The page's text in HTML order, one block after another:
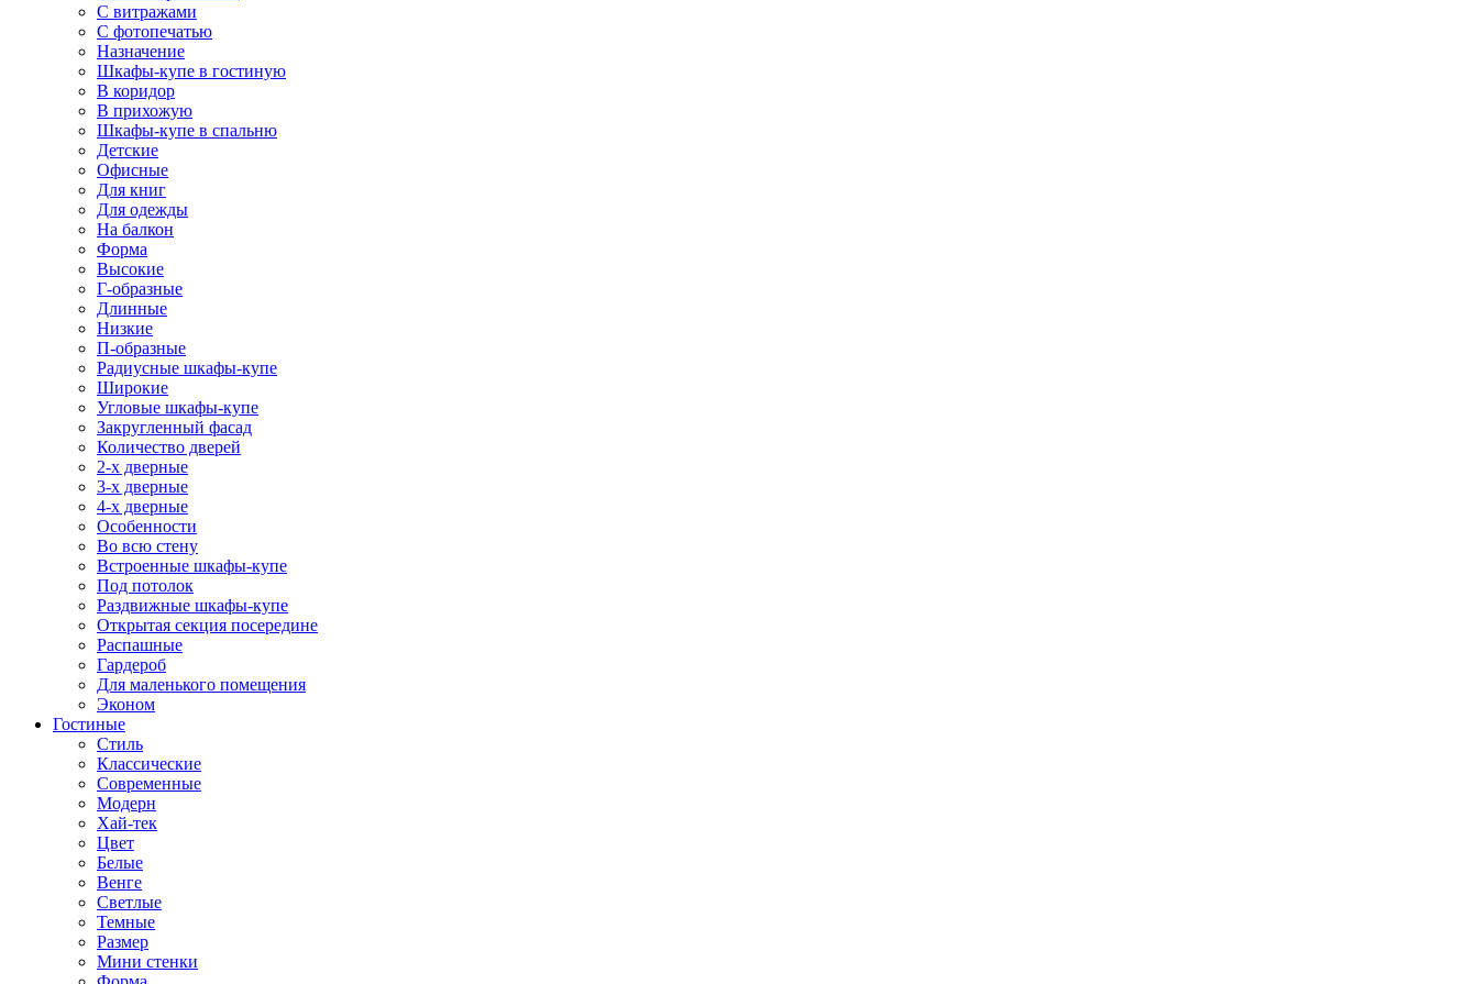
С витражами
С фотопечатью
Назначение
Шкафы-купе в гостиную
В коридор
В прихожую
Шкафы-купе в спальню
Детские
Офисные
Для книг
Для одежды
На балкон
Форма
Высокие
Г-образные
Длинные
Низкие
П-образные
Радиусные шкафы-купе
Широкие
Угловые шкафы-купе
Закругленный фасад
Количество дверей
2-х дверные
3-х дверные
4-х дверные
Особенности
Во всю стену
Встроенные шкафы-купе
Под потолок
Раздвижные шкафы-купе
Открытая секция посередине
Распашные
Гардероб
Для маленького помещения
Эконом
Гостиные
Стиль
Классические
Современные
Модерн
Хай-тек
Цвет
Белые
Венге
Светлые
Темные
Размер
Мини стенки